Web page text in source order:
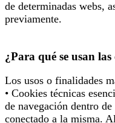
de determinadas webs,
previamente.
¿Para qué se usan las
Los usos o finalidades
• Cookies técnicas
de navegación dentro
conectado a la misma.